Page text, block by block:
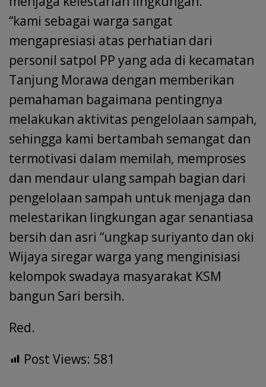
“kami sebagai warga sangat
mengapresiasi atas perhatian dari
personil satpol PP yang ada di kecamatan
Tanjung Morawa dengan memberikan
pemahaman bagaimana pentingnya
melakukan aktivitas pengelolaan sampah,
sehingga kami bertambah semangat dan
termotivasi dalam memilah, memproses
dan mendaur ulang sampah bagian dari
pengelolaan sampah untuk menjaga dan
melestarikan lingkungan agar senantiasa
bersih dan asri “ungkap suriyanto dan oki
Wijaya siregar warga yang menginisiasi
kelompok swadaya masyarakat KSM
bangun Sari bersih.
Red.
Post Views: 581